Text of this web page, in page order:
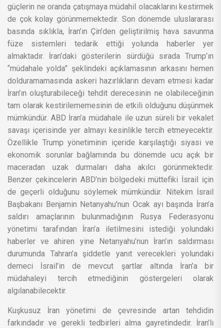
güçlerin ne oranda çatışmaya müdahil olacaklarını kestirmek
de çok kolay görünmemektedir. Son dönemde uluslararası
basında sıklıkla, İran’ın Çin’den geliştirilmiş hava savunma
füze sistemleri tedarik ettiği yolunda haberler yer
almaktadır. İran’daki gösterilerin sürdüğü sırada Trump’ın
“müdahale yolda” şeklindeki açıklamasının arkasını hemen
dolduramamasında askeri hazırlıkların devam etmesi kadar
İran’ın oluşturabileceği tehdit derecesinin ne olabileceğinin
tam olarak kestirilememesinin de etkili olduğunu düşünmek
mümkündür. ABD İran’a müdahale ile uzun süreli bir vekalet
savaşı içerisinde yer almayı kesinlikle tercih etmeyecektir.
Özellikle Trump yönetiminin içeride karşılaştığı siyasi ve
ekonomik sorunlar bağlamında bu dönemde ucu açık bir
maceradan uzak durmaları daha akılcı görünmektedir.
Benzer çekincelerin ABD’nin bölgedeki müttefiki İsrail için
de geçerli olduğunu söylemek mümkündür. Nitekim İsrail
Başbakanı Benjamin Netanyahu’nun Ocak ayı başında İran’a
saldırı amaçlarının bulunmadığının Rusya Federasyonu
yönetimi tarafından İran’a iletilmesini istediği yolundaki
haberler ve ahiren yine Netanyahu’nun İran’ın saldırması
durumunda Tahran’a şiddetle yanıt verecekleri yolundaki
demeci İsrail’in de mevcut şartlar altında İran’a bir
müdahaleyi tercih etmediğinin göstergeleri olarak
algılanabilecektir.
Kuşkusuz İran yönetimi de çevresinde artan tehdidin
farkındadır ve gerekli tedbirleri alma gayretindedir. İran’lı